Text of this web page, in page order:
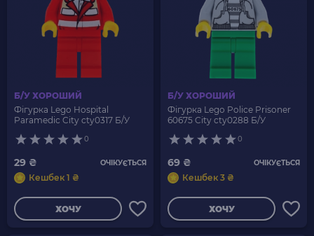
Б/У ХОРОШИЙ
Фігурка Lego Hospital
Paramedic City cty0317 Б/У
0
29 ₴ ОЧІКУЄТЬСЯ
Кешбек 1 ₴
ХОЧУ
Б/У ХОРОШИЙ
Фігурка Lego Police Prisoner
60675 City cty0288 Б/У
0
69 ₴ ОЧІКУЄТЬСЯ
Кешбек 3 ₴
ХОЧУ